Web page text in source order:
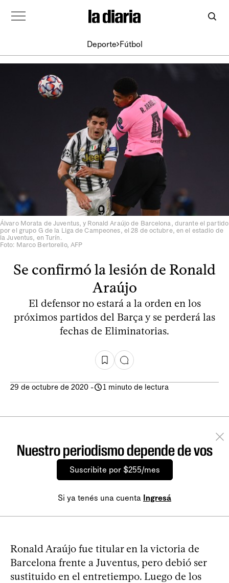
Deporte Fútbol
Álvaro Morata de Juventus, y ​​Ronald Araújo de Barcelona, durante el partido
por el grupo G de la Liga de Campeones, el 28 de octubre, en el estadio de
la Juventus, en Turín.
Foto: Marco Bertorello, AFP
Se confirmó la lesión de Ronald
Araújo
El defensor no estará a la orden en los
próximos partidos del Barça y se perderá las
fechas de Eliminatorias.
29 de octubre de 2020 - 1 minuto de lectura
Nuestro periodismo depende de vos
Suscribite por $255/mes
Si ya tenés una cuenta Ingresá
Ronald Araújo fue titular en la victoria de
Barcelona frente a Juventus, pero debió ser
sustituido en el entretiempo. Luego de los